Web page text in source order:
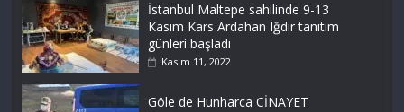
İstanbul Maltepe sahilinde 9-13
Kasım Kars Ardahan Iğdır tanıtım
günleri başladı
Kasım 11, 2022
Göle de Hunharca CİNAYET